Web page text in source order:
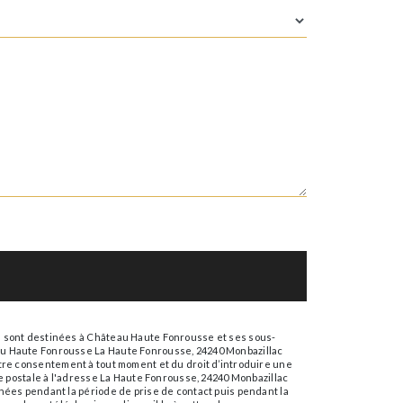
destinées à Château Haute Fonrousse et ses sous-
Fonrousse La Haute Fonrousse, 24240 Monbazillac
consentement à tout moment et du droit d’introduire une
à l'adresse La Haute Fonrousse, 24240 Monbazillac
pendant la période de prise de contact puis pendant la